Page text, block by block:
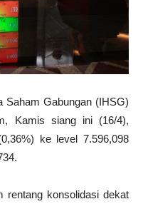
Saham Gabungan (IHSG)
Kamis siang ini (16/4),
ke level 7.596,098
rentang konsolidasi dekat